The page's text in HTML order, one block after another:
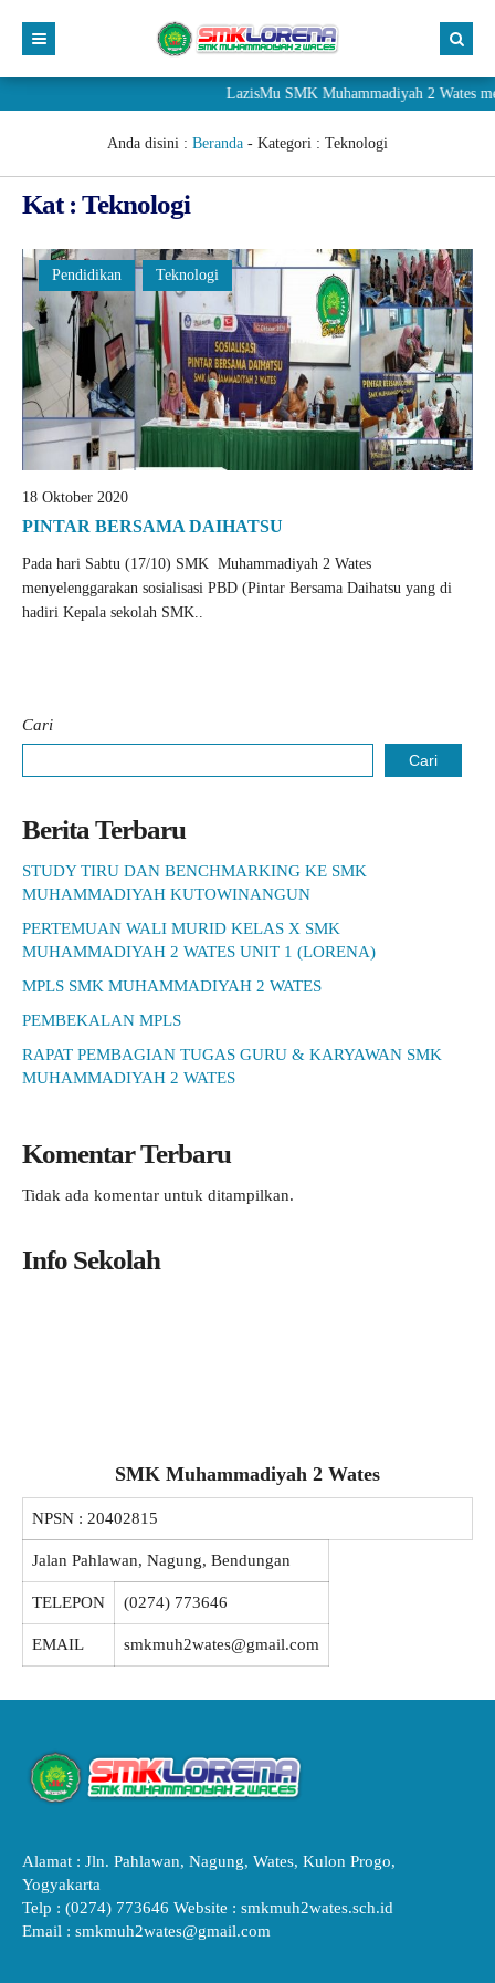
LazisMu SMK Muhammadiyah 2 Wates
Anda disini : Beranda - Kategori : Teknologi
Kat : Teknologi
Pendidikan Teknologi
18 Oktober 2020
PINTAR BERSAMA DAIHATSU
Pada hari Sabtu (17/10) SMK Muhammadiyah 2 Wates
menyelenggarakan sosialisasi PBD (Pintar Bersama Daihatsu yang di
hadiri Kepala sekolah SMK..
Cari
Cari
Berita Terbaru
STUDY TIRU DAN BENCHMARKING KE SMK
MUHAMMADIYAH KUTOWINANGUN
PERTEMUAN WALI MURID KELAS X SMK
MUHAMMADIYAH 2 WATES UNIT 1 (LORENA)
MPLS SMK MUHAMMADIYAH 2 WATES
PEMBEKALAN MPLS
RAPAT PEMBAGIAN TUGAS GURU & KARYAWAN SMK
MUHAMMADIYAH 2 WATES
Komentar Terbaru
Tidak ada komentar untuk ditampilkan.
Info Sekolah
SMK Muhammadiyah 2 Wates
NPSN : 20402815
Jalan Pahlawan, Nagung, Bendungan
TELEPON (0274) 773646
EMAIL smkmuh2wates@gmail.com
Alamat : Jln. Pahlawan, Nagung, Wates, Kulon Progo,
Yogyakarta
Telp : (0274) 773646 Website : smkmuh2wates.sch.id
Email : smkmuh2wates@gmail.com